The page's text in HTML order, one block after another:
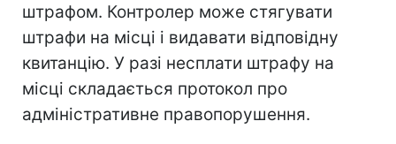
штрафом. Контролер може стягувати
штрафи на місці і видавати відповідну
квитанцію. У разі несплати штрафу на
місці складається протокол про
адміністративне правопорушення.